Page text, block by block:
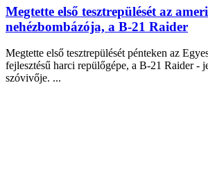
Megtette első tesztrepülését az
nehézbombázója, a B-21 Raider
Megtette első tesztrepülését pénteken az
fejlesztésű harci repülőgépe, a B-21 Raider -
szóvivője. ...